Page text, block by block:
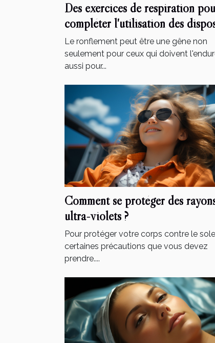
Des exercices de respiration
compléter l'utilisation des
anti-ronflement
Le ronflement peut être une gêne non
seulement pour ceux qui doivent
aussi pour...
Comment se protéger des
ultra-violets ?
Pour protéger votre corps contre le
certaines précautions que vous devez
prendre....